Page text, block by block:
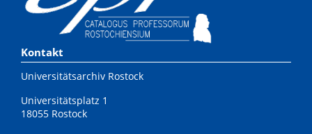
Kontakt
Universitätsarchiv Rostock
Universitätsplatz 1
18055 Rostock